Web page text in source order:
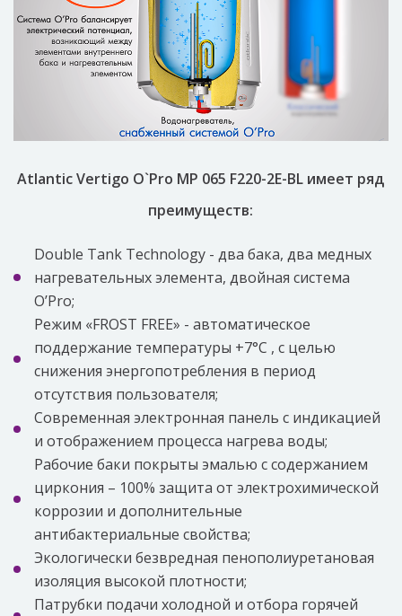
Atlantic Vertigo O`Pro MP 065 F220-2E-BL имеет ряд
преимуществ:
Double Tank Technology - два бака, два медных
нагревательных элемента, двойная система
O’Pro;
Режим «FROST FREE» - автоматическое
поддержание температуры +7°C , с целью
снижения энергопотребления в период
отсутствия пользователя;
Современная электронная панель с индикацией
и отображением процесса нагрева воды;
Рабочие баки покрыты эмалью с содержанием
циркония – 100% защита от электрохимической
коррозии и дополнительные
антибактериальные свойства;
Экологически безвредная пенополиуретановая
изоляция высокой плотности;
Патрубки подачи холодной и отбора горячей